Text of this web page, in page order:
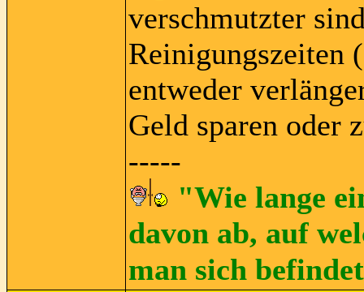
verschmutzter
entweder
Geld sparen oder
-----
"Wie lange
davon ab, auf
man sich